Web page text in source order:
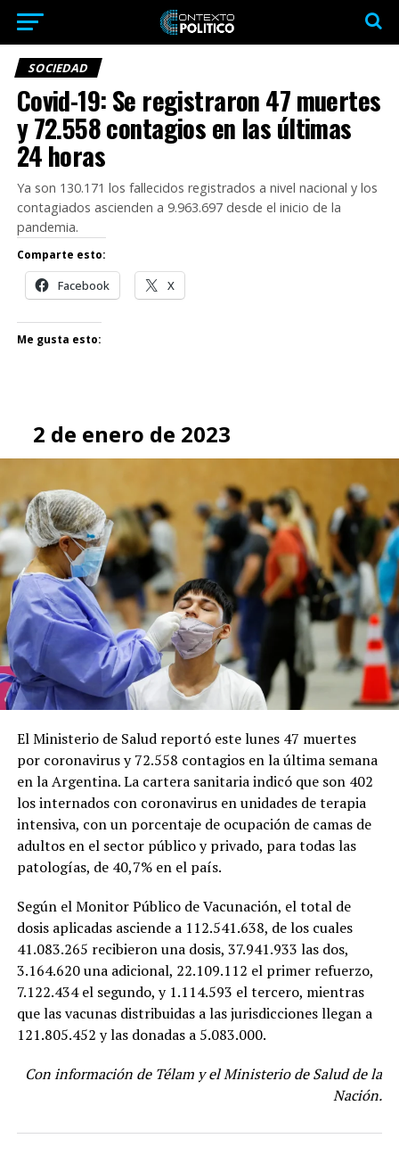
SOCIEDAD
Covid-19: Se registraron 47 muertes
y 72.558 contagios en las últimas
24 horas
Ya son 130.171 los fallecidos registrados a nivel nacional y los
contagiados ascienden a 9.963.697 desde el inicio de la
pandemia.
Comparte esto:
Facebook X
Me gusta esto:
2 de enero de 2023
El Ministerio de Salud reportó este lunes 47 muertes
por coronavirus y 72.558 contagios en la última semana
en la Argentina. La cartera sanitaria indicó que son 402
los internados con coronavirus en unidades de terapia
intensiva, con un porcentaje de ocupación de camas de
adultos en el sector público y privado, para todas las
patologías, de 40,7% en el país.
Según el Monitor Público de Vacunación, el total de
dosis aplicadas asciende a 112.541.638, de los cuales
41.083.265 recibieron una dosis, 37.941.933 las dos,
3.164.620 una adicional, 22.109.112 el primer refuerzo,
7.122.434 el segundo, y 1.114.593 el tercero, mientras
que las vacunas distribuidas a las jurisdicciones llegan a
121.805.452 y las donadas a 5.083.000.
Con información de Télam y el Ministerio de Salud de la
Nación.